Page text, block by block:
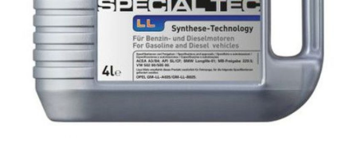
Auxiliare Halogen
Auxiliare LED
Halogen
LED Omologat RAR